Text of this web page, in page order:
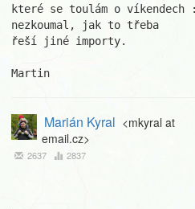
které se toulám o
nezkoumal, jak to třeba
řeší jiné importy.
Martin
Marián Kyral <mkyral at
email.cz>
2637 2837